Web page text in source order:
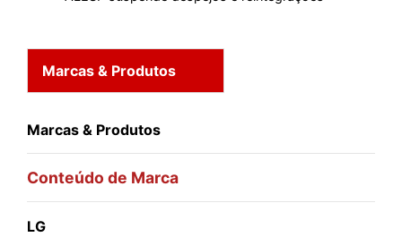
Marcas & Produtos
Marcas & Produtos
Conteúdo de Marca
LG